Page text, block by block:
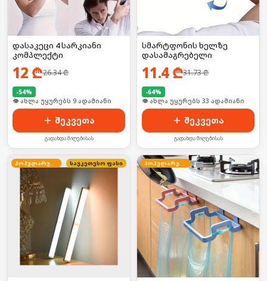
დასაკეცი 4 სარკიანი
კომპლექტი
12 ₾26.34₾
-54%
🛒 ბოლო 24სთ-ში იყიდა 16-მა
შეკვეთა
გადახდა მიღებისას
სმარტფონის ხელზე
დასამაგრებელი
11.4₾31.73₾
-64%
🛒 ბოლო 24სთ-ში იყიდა 44-მა
შეკვეთა
გადახდა მიღებისას
პოპულარული საუკეთესო ფასი პოპულარული